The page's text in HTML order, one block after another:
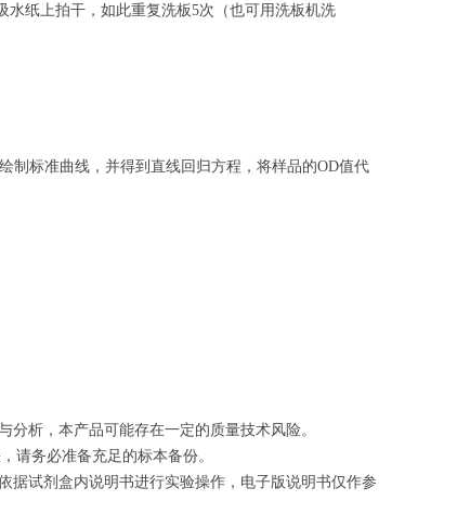
水纸上拍干，如此重复洗板5次（也可用洗板机洗
制 标准曲线 ，并得到 直线回归方程 ， 将样品的OD值代
析，本产品可能存在一定的质量技术风险。
请务必准备充足的标本备份。
试剂盒内说明书进行实验操作，电子版说明书仅作参